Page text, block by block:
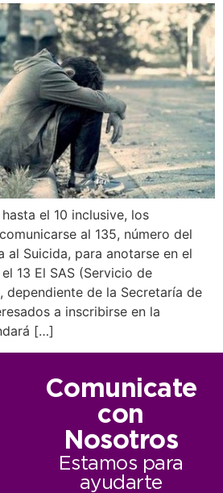
el 10 inclusive, los
al 135, número del
al Suicida, para anotarse en el
13 El SAS (Servicio de
dependiente de la Secretaría de
a inscribirse en la
[…]
Comunicate
con
Nosotros
Estamos para
ayudarte